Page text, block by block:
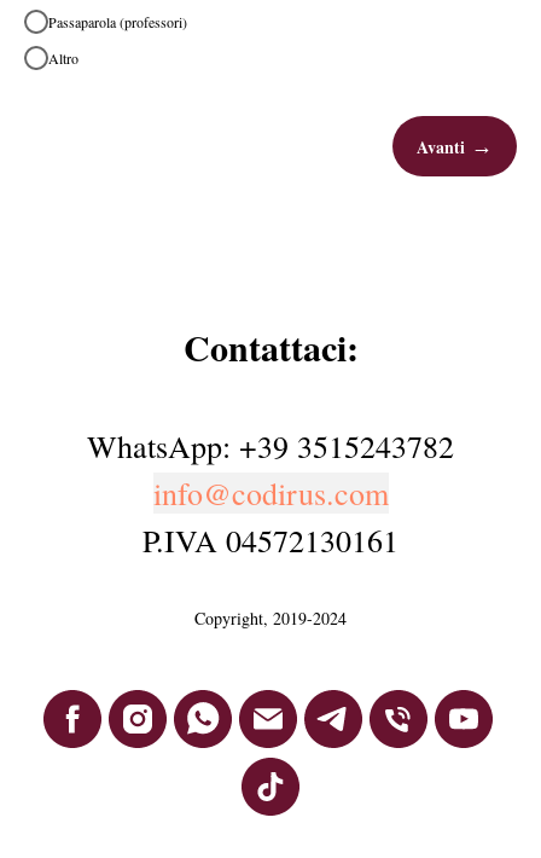
Passaparola (professori)
Altro
Avanti
Contattaci:
WhatsApp: +39 3515243782
info@codirus.com
P.IVA 04572130161
Copyright, 2019-2024